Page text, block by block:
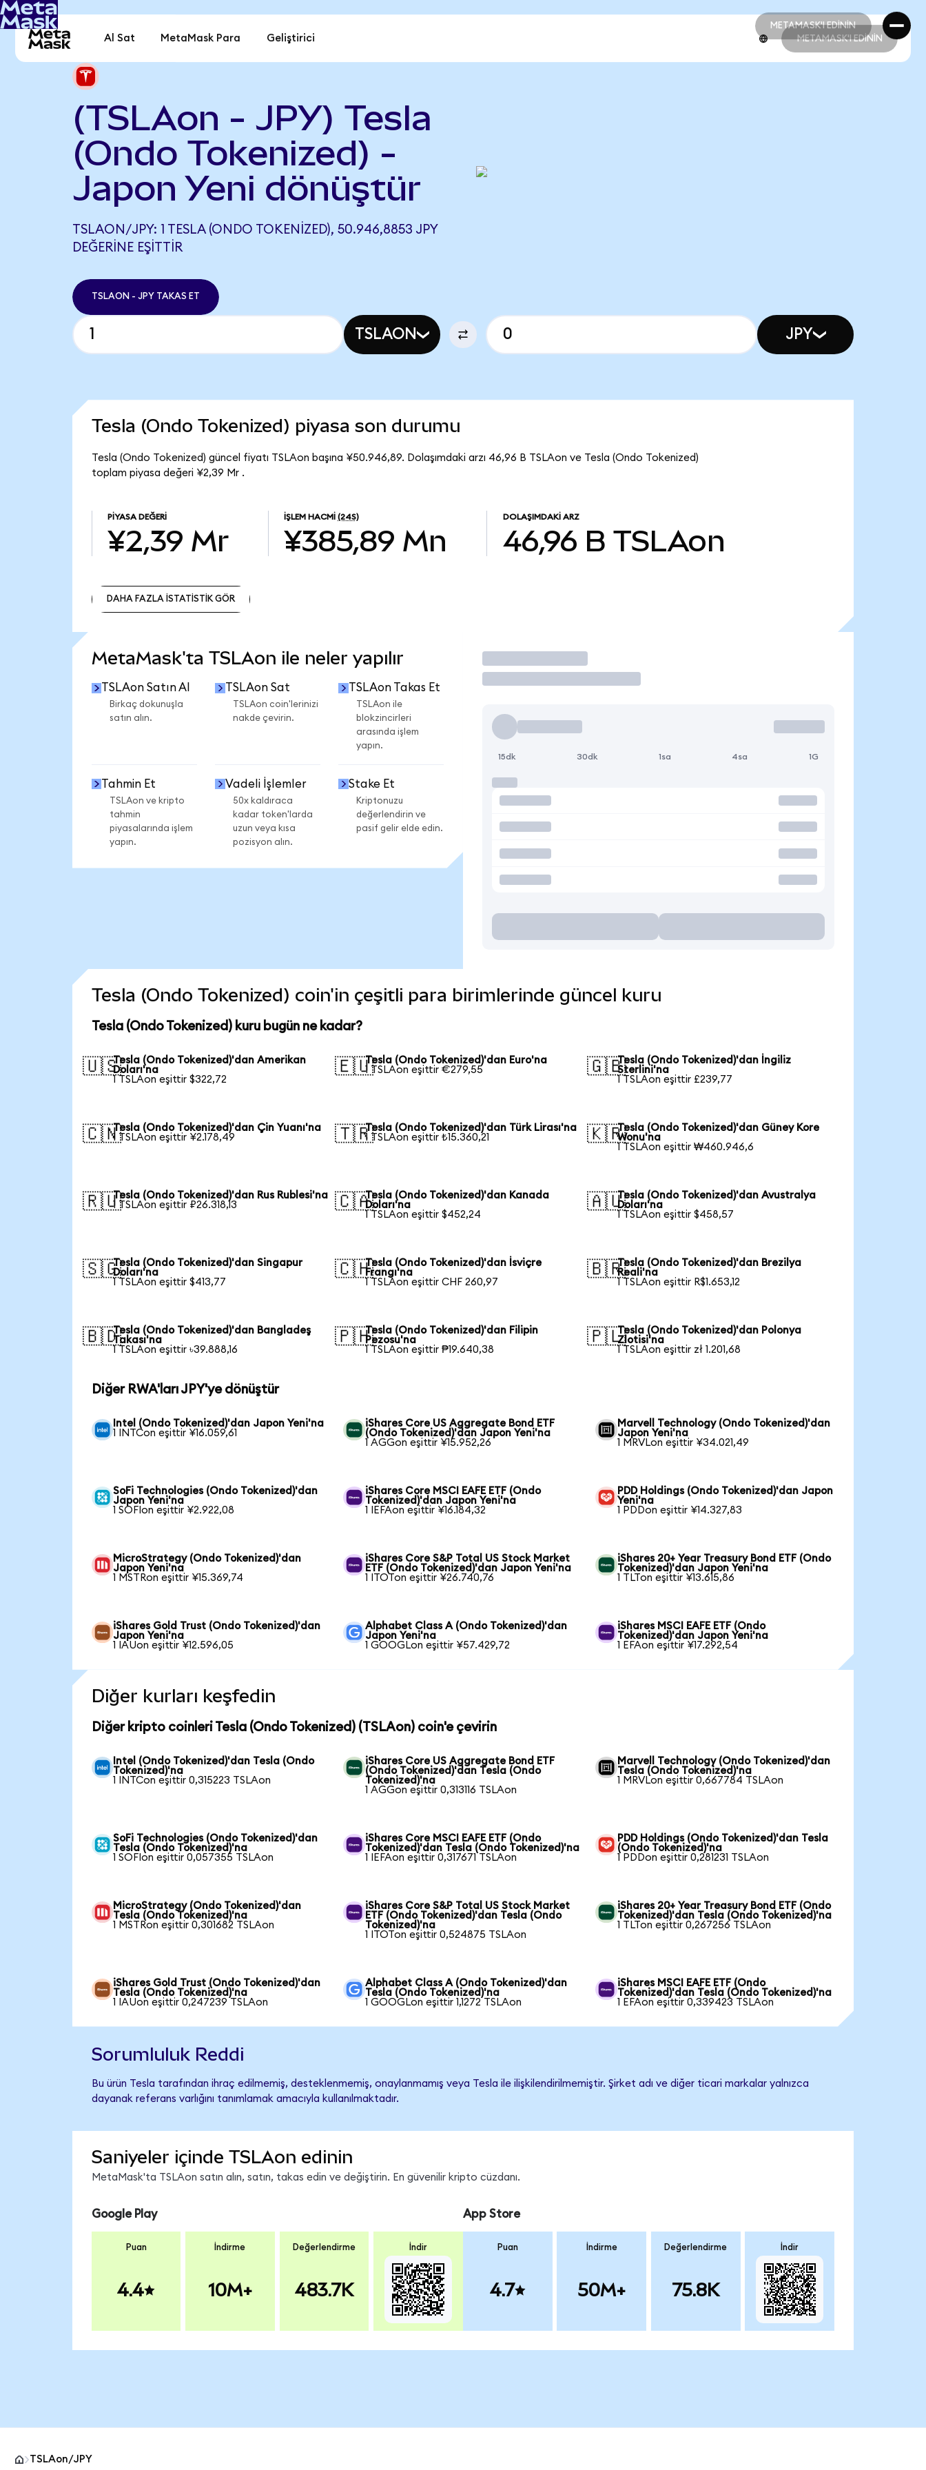
METAMASK'I EDİNİN
METAMASK'I EDİNİN
Al Sat MetaMask Para Geliştirici METAMASK'I EDİNİN
(TSLAon - JPY) Tesla
(Ondo Tokenized) -
Japon Yeni dönüştür
TSLAON/JPY: 1 TESLA (ONDO TOKENIZED), 50.946,8853 JPY
DEĞERINE EŞITTIR
TSLAON - JPY TAKAS ET
TSLAON JPY
Tesla (Ondo Tokenized) piyasa son durumu
Tesla (Ondo Tokenized) güncel fiyatı TSLAon başına ¥50.946,89. Dolaşımdaki arzı 46,96 B TSLAon ve Tesla (Ondo Tokenized)
toplam piyasa değeri ¥2,39 Mr .
PIYASA DEĞERI
¥2,39 Mr
İŞLEM HACMI (24S)
¥385,89 Mn
DOLAŞIMDAKI ARZ
46,96 B TSLAon
DAHA FAZLA İSTATİSTİK GÖR
MetaMask'ta TSLAon ile neler yapılır
TSLAon Satın Al
Birkaç dokunuşla
satın alın.
TSLAon Sat
TSLAon coin'lerinizi
nakde çevirin.
TSLAon Takas Et
TSLAon ile
blokzincirleri
arasında işlem
yapın.
Tahmin Et
TSLAon ve kripto
tahmin
piyasalarında işlem
yapın.
Vadeli İşlemler
50x kaldıraca
kadar token'larda
uzun veya kısa
pozisyon alın.
Stake Et
Kriptonuzu
değerlendirin ve
pasif gelir elde edin.
İşlem Yap
15dk 30dk 1sa 4sa 1G
Tesla (Ondo Tokenized) coin'in çeşitli para birimlerinde güncel kuru
Tesla (Ondo Tokenized) kuru bugün ne kadar?
🇺🇸Tesla (Ondo Tokenized)'dan Amerikan
Doları'na
1 TSLAon eşittir $322,72
🇪🇺Tesla (Ondo Tokenized)'dan Euro'na
1 TSLAon eşittir €279,55
🇬🇧Tesla (Ondo Tokenized)'dan İngiliz
Sterlini'na
1 TSLAon eşittir £239,77
🇨🇳Tesla (Ondo Tokenized)'dan Çin Yuanı'na
1 TSLAon eşittir ¥2.178,49
🇹🇷Tesla (Ondo Tokenized)'dan Türk Lirası'na
1 TSLAon eşittir ₺15.360,21
🇰🇷Tesla (Ondo Tokenized)'dan Güney Kore
Wonu'na
1 TSLAon eşittir ₩460.946,6
🇷🇺Tesla (Ondo Tokenized)'dan Rus Rublesi'na
1 TSLAon eşittir ₽26.318,13
🇨🇦Tesla (Ondo Tokenized)'dan Kanada
Doları'na
1 TSLAon eşittir $452,24
🇦🇺Tesla (Ondo Tokenized)'dan Avustralya
Doları'na
1 TSLAon eşittir $458,57
🇸🇬Tesla (Ondo Tokenized)'dan Singapur
Doları'na
1 TSLAon eşittir $413,77
🇨🇭Tesla (Ondo Tokenized)'dan İsviçre
Frangı'na
1 TSLAon eşittir CHF 260,97
🇧🇷Tesla (Ondo Tokenized)'dan Brezilya
Reali'na
1 TSLAon eşittir R$1.653,12
🇧🇩Tesla (Ondo Tokenized)'dan Bangladeş
Takası'na
1 TSLAon eşittir ৳39.888,16
🇵🇭Tesla (Ondo Tokenized)'dan Filipin
Pezosu'na
1 TSLAon eşittir ₱19.640,38
🇵🇱Tesla (Ondo Tokenized)'dan Polonya
Zlotisi'na
1 TSLAon eşittir zł 1.201,68
Diğer RWA'ları JPY'ye dönüştür
Intel (Ondo Tokenized)'dan Japon Yeni'na
1 INTCon eşittir ¥16.059,61
iShares Core US Aggregate Bond ETF
(Ondo Tokenized)'dan Japon Yeni'na
1 AGGon eşittir ¥15.952,26
Marvell Technology (Ondo Tokenized)'dan
Japon Yeni'na
1 MRVLon eşittir ¥34.021,49
SoFi Technologies (Ondo Tokenized)'dan
Japon Yeni'na
1 SOFIon eşittir ¥2.922,08
iShares Core MSCI EAFE ETF (Ondo
Tokenized)'dan Japon Yeni'na
1 IEFAon eşittir ¥16.184,32
PDD Holdings (Ondo Tokenized)'dan Japon
Yeni'na
1 PDDon eşittir ¥14.327,83
MicroStrategy (Ondo Tokenized)'dan
Japon Yeni'na
1 MSTRon eşittir ¥15.369,74
iShares Core S&P Total US Stock Market
ETF (Ondo Tokenized)'dan Japon Yeni'na
1 ITOTon eşittir ¥26.740,76
iShares 20+ Year Treasury Bond ETF (Ondo
Tokenized)'dan Japon Yeni'na
1 TLTon eşittir ¥13.615,86
iShares Gold Trust (Ondo Tokenized)'dan
Japon Yeni'na
1 IAUon eşittir ¥12.596,05
Alphabet Class A (Ondo Tokenized)'dan
Japon Yeni'na
1 GOOGLon eşittir ¥57.429,72
iShares MSCI EAFE ETF (Ondo
Tokenized)'dan Japon Yeni'na
1 EFAon eşittir ¥17.292,54
Diğer kurları keşfedin
Diğer kripto coinleri Tesla (Ondo Tokenized) (TSLAon) coin'e çevirin
Intel (Ondo Tokenized)'dan Tesla (Ondo
Tokenized)'na
1 INTCon eşittir 0,315223 TSLAon
iShares Core US Aggregate Bond ETF
(Ondo Tokenized)'dan Tesla (Ondo
Tokenized)'na
1 AGGon eşittir 0,313116 TSLAon
Marvell Technology (Ondo Tokenized)'dan
Tesla (Ondo Tokenized)'na
1 MRVLon eşittir 0,667784 TSLAon
SoFi Technologies (Ondo Tokenized)'dan
Tesla (Ondo Tokenized)'na
1 SOFIon eşittir 0,057355 TSLAon
iShares Core MSCI EAFE ETF (Ondo
Tokenized)'dan Tesla (Ondo Tokenized)'na
1 IEFAon eşittir 0,317671 TSLAon
PDD Holdings (Ondo Tokenized)'dan Tesla
(Ondo Tokenized)'na
1 PDDon eşittir 0,281231 TSLAon
MicroStrategy (Ondo Tokenized)'dan
Tesla (Ondo Tokenized)'na
1 MSTRon eşittir 0,301682 TSLAon
iShares Core S&P Total US Stock Market
ETF (Ondo Tokenized)'dan Tesla (Ondo
Tokenized)'na
1 ITOTon eşittir 0,524875 TSLAon
iShares 20+ Year Treasury Bond ETF (Ondo
Tokenized)'dan Tesla (Ondo Tokenized)'na
1 TLTon eşittir 0,267256 TSLAon
iShares Gold Trust (Ondo Tokenized)'dan
Tesla (Ondo Tokenized)'na
1 IAUon eşittir 0,247239 TSLAon
Alphabet Class A (Ondo Tokenized)'dan
Tesla (Ondo Tokenized)'na
1 GOOGLon eşittir 1,1272 TSLAon
iShares MSCI EAFE ETF (Ondo
Tokenized)'dan Tesla (Ondo Tokenized)'na
1 EFAon eşittir 0,339423 TSLAon
Sorumluluk Reddi
Bu ürün Tesla tarafından ihraç edilmemiş, desteklenmemiş, onaylanmamış veya Tesla ile ilişkilendirilmemiştir. Şirket adı ve diğer ticari markalar yalnızca
dayanak referans varlığını tanımlamak amacıyla kullanılmaktadır.
Saniyeler içinde TSLAon edinin
MetaMask'ta TSLAon satın alın, satın, takas edin ve değiştirin. En güvenilir kripto cüzdanı.
Google Play
Puan
4.4
İndirme
10M+
Değerlendirme
483.7K
İndir
App Store
Puan
4.7
İndirme
50M+
Değerlendirme
75.8K
İndir
TSLAon/JPY